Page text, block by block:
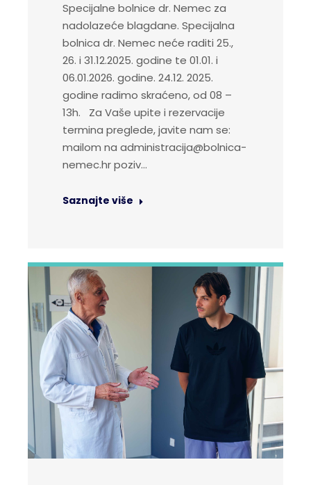
Specijalne bolnice dr. Nemec za
nadolazeće blagdane. Specijalna
bolnica dr. Nemec neće raditi 25.,
26. i 31.12.2025. godine te 01.01. i
06.01.2026. godine. 24.12. 2025.
godine radimo skraćeno, od 08 –
13h. Za Vaše upite i rezervacije
termina preglede, javite nam se:
mailom na administracija@bolnica-
nemec.hr poziv…
Saznajte više